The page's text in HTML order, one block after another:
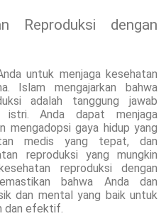
Reproduksi dengan
untuk menjaga kesehatan
Islam mengajarkan bahwa
adalah tanggung jawab
istri. Anda dapat menjaga
mengadopsi gaya hidup yang
medis yang tepat, dan
reproduksi yang mungkin
reproduksi dengan
bahwa Anda dan
dan mental yang baik untuk
dan efektif.